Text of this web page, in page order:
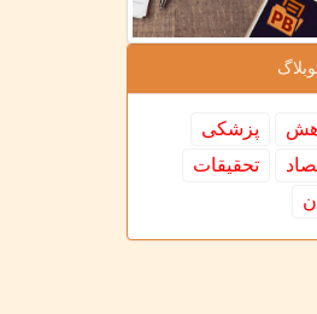
پزشكی
تحقیقات